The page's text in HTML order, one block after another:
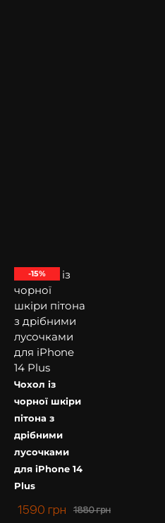
-15%
Чохол із
чорної шкіри
пітона з
дрібними
лусочками
для iPhone 14
Plus
1880грн
1590 грн